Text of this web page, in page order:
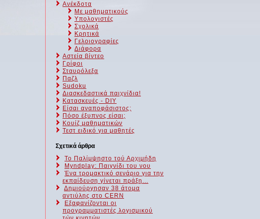
Ανέκδοτα
Με μαθηματικούς
Υπολογιστές
Σχολικά
Κρητικά
Γελοιογραφίες
Διάφορα
Αστεία βίντεο
Γρίφοι
Σταυρόλεξα
Παζλ
Sudoku
Διασκεδαστικά παιχνίδια!
Κατασκευές - DIY
Είσαι αναποφάσιστος;
Πόσο έξυπνος είσαι;
Kουίζ μαθηματικών
Τεστ ειδικό για μαθητές
Σχετικά άρθρα
Το Παλίμψηστο τού Αρχιμήδη
Myndplay: Παιγνίδι του νου
Ένα τρομακτικό σενάριο για την
εκπαίδευση γίνεται πράξη...
Δημιούργησαν 38 άτομα
αντιύλης στο CERN
Εξαφανίζονται οι
προγραμματιστές λογισμικού